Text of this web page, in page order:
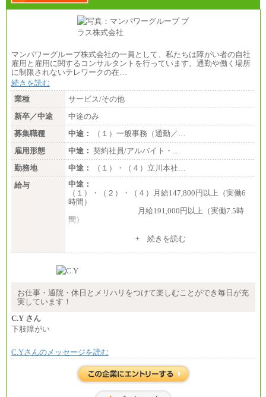
マンパワーグループ株式会社の一員として、私たちは障がい者の自社
雇用と雇用に関するコンサルタントを行っています。通勤や働く場所
に制限されないテレワークの在…
続きを読む
業種
サービス/その他
新卒／中途
中途のみ
募集職種
中途：
（１）一般事務（通勤／…
雇用形態
中途： 契約社員/アルバイト・…
勤務地
中途：
（１）・（４）立川本社…
給与
中途：
（１）・（２）・（４）月給147,800円以上（実働6
時間）
月給191,000円以上（実働7.5時
間）
（３）月給191,000円以上（実働7.5時間）
（５）月給147,800円以上（実働6時間）
時給 1,226円（実働4.5時間）
間額換算額）
・退職金相当手当 37円
+ 続きを読む
お仕事・通院・休日とメリハリをつけて楽しむことができ毎日が充
実しています！
C.Y さん
下肢障がい
C.Yさんのメッセージを読む